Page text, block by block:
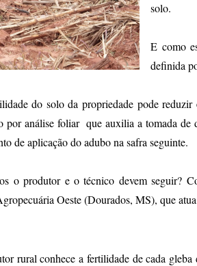
solo.
E como
definida
do solo da propriedade pode
por análise foliar que auxilia a tomada de
de aplicação do adubo na safra seguinte.
o produtor e o técnico devem seguir?
Oeste (Dourados, MS), que
rural conhece a fertilidade de cada gleba